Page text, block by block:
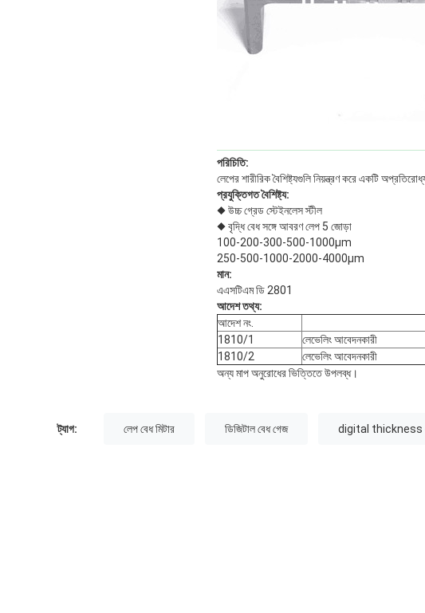
পরিচিতি:
লেপের শারীরিক বৈশিষ্ট্যগুলি নিয়ন্ত্রণ করে একটি
প্রযুক্তিগত বৈশিষ্ট্য:
◆ উচ্চ গ্রেড স্টেইনলেস স্টীল
◆ বৃদ্ধি বেধ সঙ্গে আবরণ লেপ 5 জোড়া
100-200-300-500-1000μm
250-500-1000-2000-4000μm
মান:
এএসটিএম ডি 2801
আদেশ তথ্য:
আদেশ নং.
1810/1
লেভেলিং আবেদনকারী
1810/2
লেভেলিং আবেদনকারী
অন্য মাপ অনুরোধের ভিত্তিতে উপলব্ধ।
ট্যাগ: লেপ বেধ মিটার ডিজিটাল বেধ গেজ digital thickness